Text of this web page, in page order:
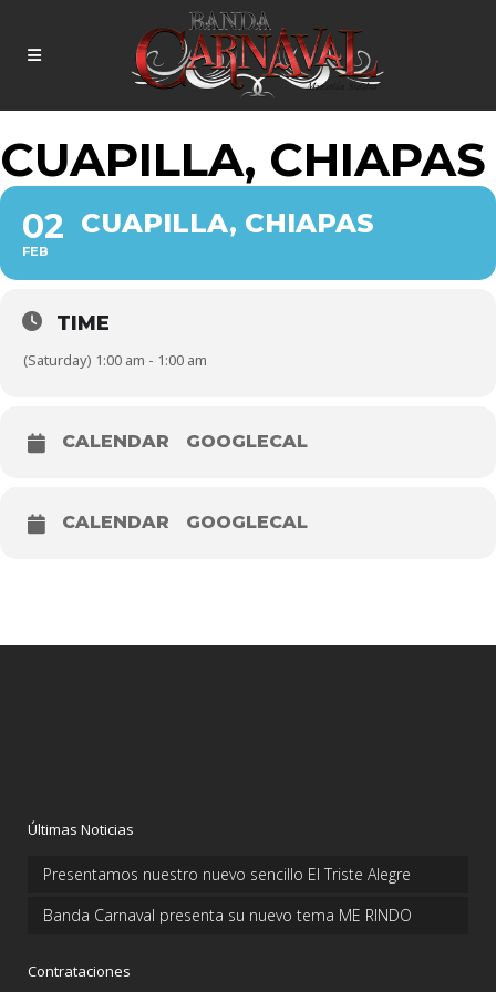
CUAPILLA, CHIAPAS
02
FEB
CUAPILLA, CHIAPAS
TIME
(Saturday) 1:00 am - 1:00 am
CALENDAR GOOGLECAL
CALENDAR GOOGLECAL
Últimas Noticias
Presentamos nuestro nuevo sencillo El Triste Alegre
Banda Carnaval presenta su nuevo tema ME RINDO
Contrataciones